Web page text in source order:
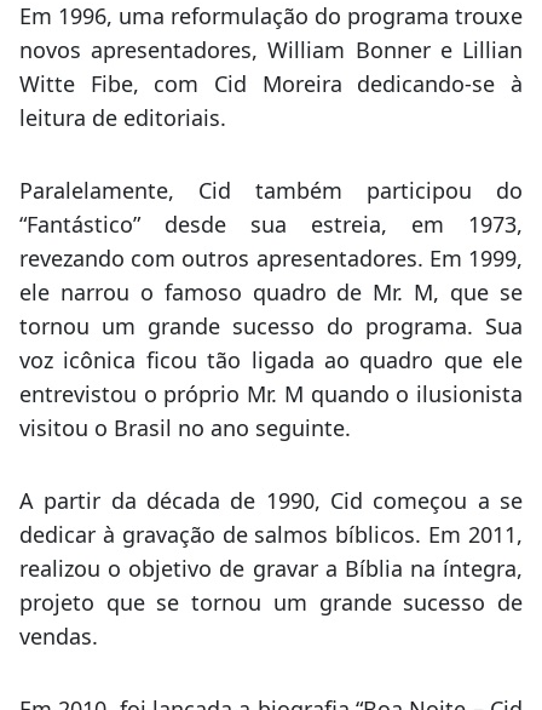
Em 1996, uma reformulação do programa trouxe
novos apresentadores, William Bonner e Lillian
Witte Fibe, com Cid Moreira dedicando-se à
leitura de editoriais.
Paralelamente, Cid também participou do
“Fantástico” desde sua estreia, em 1973,
revezando com outros apresentadores. Em 1999,
ele narrou o famoso quadro de Mr. M, que se
tornou um grande sucesso do programa. Sua
voz icônica ficou tão ligada ao quadro que ele
entrevistou o próprio Mr. M quando o ilusionista
visitou o Brasil no ano seguinte.
A partir da década de 1990, Cid começou a se
dedicar à gravação de salmos bíblicos. Em 2011,
realizou o objetivo de gravar a Bíblia na íntegra,
projeto que se tornou um grande sucesso de
vendas.